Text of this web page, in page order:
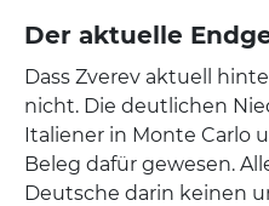
Der aktuelle
Dass Zverev aktuell
nicht. Die deutlichen
Italiener in Monte Carlo
Beleg dafür gewesen.
Deutsche darin keinen